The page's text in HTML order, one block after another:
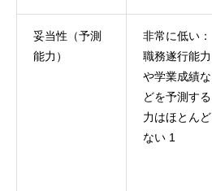
妥当性（予測
能力）
非常に低い：
職務遂行能力
や学業成績な
どを予測する
力はほとんど
ない 1